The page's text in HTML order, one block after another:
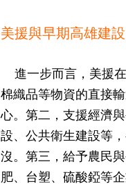
美援與早期高雄建設
進一步而言，美援
棉織品等物資的直接
心。第二，支援經濟
設、公共衛生建設等
沒。第三，給予農民
肥、台塑、硫酸錏等